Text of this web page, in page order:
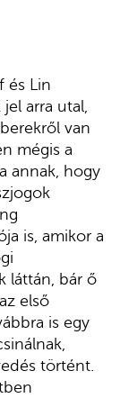
és Lin
arra utal,
van
mégis a
annak, hogy
is, amikor a
láttán, bár ő
első
is egy
történt.